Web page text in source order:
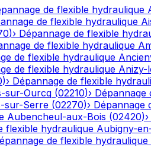
de flexible hydraulique
de flexible hydraulique
)› Dépannage de flexible
de flexible hydraulique
de flexible hydraulique
de flexible hydraulique Anizy-
)› Dépannage de flexible
sur-Ourcq (02210)› Dépannage
sur-Serre (02270)› Dépannage
Aubencheul-aux-Bois (02420)›
flexible hydraulique Aubigny-
de flexible hydraulique